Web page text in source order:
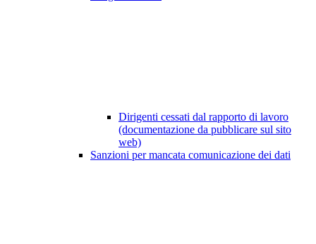
Dirigenti cessati dal rapporto di lavoro
(documentazione da pubblicare sul sito
web)
Sanzioni per mancata comunicazione dei dati